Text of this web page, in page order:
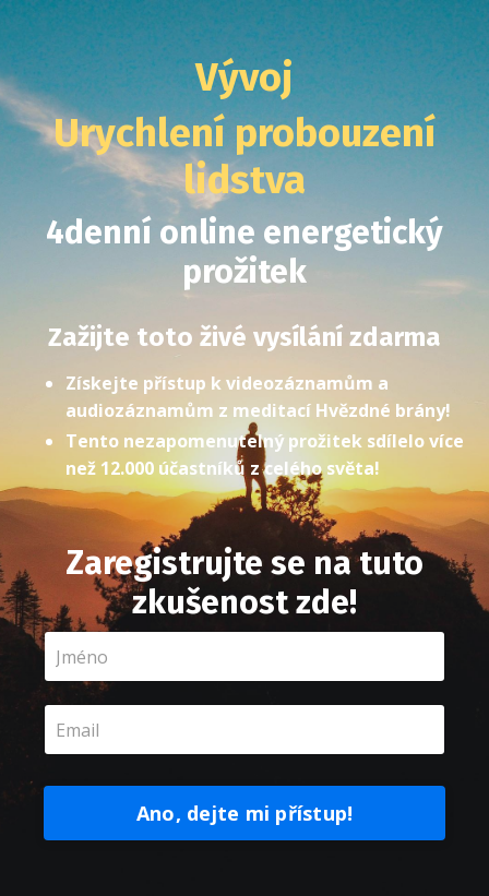
Vývoj
Urychlení probouzení
lidstva
4denní online energetický
prožitek
Zažijte toto živé vysílání zdarma
Získejte přístup k videozáznamům a
audiozáznamům z meditací Hvězdné brány!
Tento nezapomenutelný prožitek sdílelo více
než 12.000 účastníků z celého světa!
Zaregistrujte se na tuto
zkušenost zde!
Ano, dejte mi přístup!